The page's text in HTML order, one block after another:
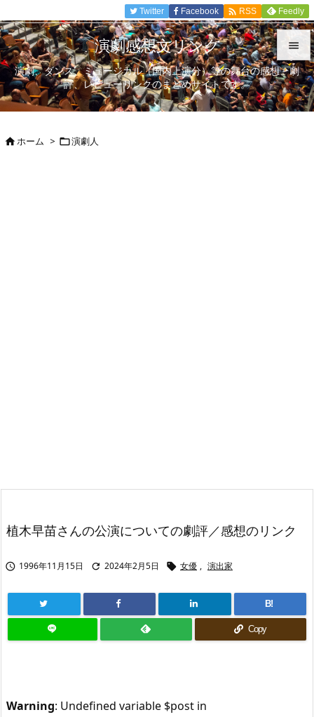


メニュ

Twitter Facebook  RSS Feedly
演劇感想文リンク
演劇、ダンス、ミュージカル（国内上演分）等の舞台の感想、劇
評、レビューリンクのまとめサイトです。
ホーム > 演劇人
植木早苗さんの公演についての劇評／感想のリンク
 1996年11月15日  2024年2月5日  女優 , 演出家
B!
Copy
Warning: Undefined variable $post in